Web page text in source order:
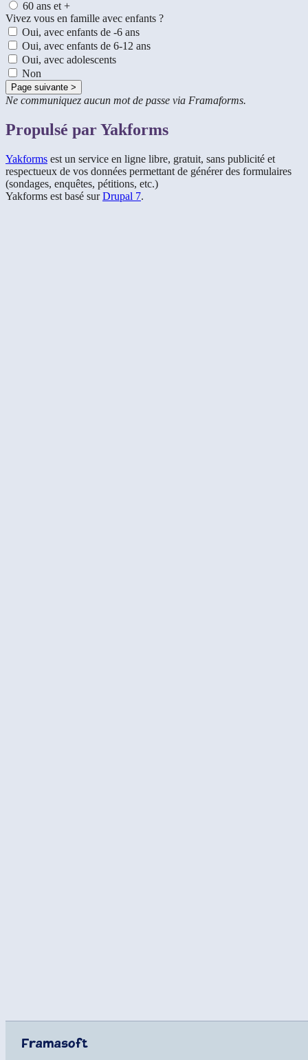
60 ans et +
Vivez vous en famille avec enfants ?
Oui, avec enfants de -6 ans
Oui, avec enfants de 6-12 ans
Oui, avec adolescents
Non
Ne communiquez aucun mot de passe via Framaforms.
Propulsé par Yakforms
Yakforms est un service en ligne libre, gratuit, sans publicité et
respectueux de vos données permettant de générer des formulaires
(sondages, enquêtes, pétitions, etc.)
Yakforms est basé surDrupal 7.
Framasoft